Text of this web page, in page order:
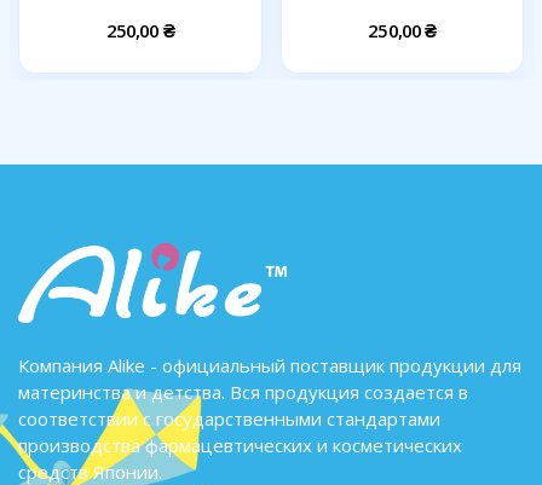
250,00 ₴ 250,00 ₴
Компания Alike - официальный поставщик продукции для
материнства и детства. Вся продукция создается в
соответствии с государственными стандартами
производства фармацевтических и косметических
средств Японии.